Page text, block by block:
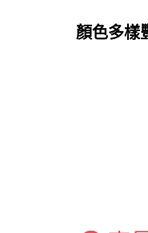
顏色多樣